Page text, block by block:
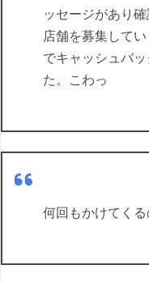
ッセージがあり
店舗を募集して
でキャッシュバ
た。こわっ
何回もかけてく